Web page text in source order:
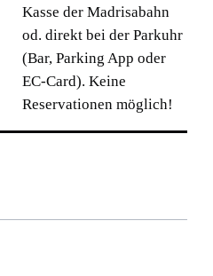
Kasse der Madrisabahn
od. direkt bei der Parkuhr
(Bar, Parking App oder
EC-Card). Keine
Reservationen möglich!